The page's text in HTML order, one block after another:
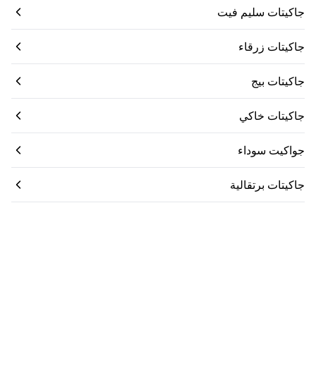
جاكيتات سليم فيت
جاكيتات زرقاء
جاكيتات بيج
جاكيتات خاكي
جواكيت سوداء
جاكيتات برتقالية